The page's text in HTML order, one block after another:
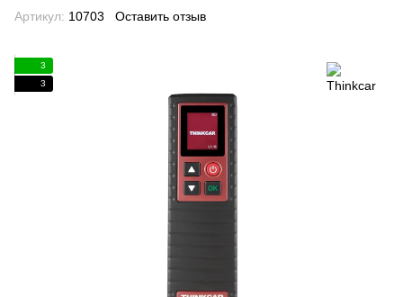
Артикул: 10703 Оставить отзыв
3
3